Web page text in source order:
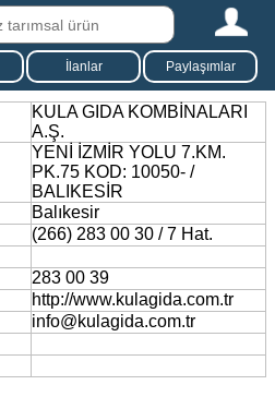
İlanlar Paylaşımlar
KULA GIDA KOMBİNALARI
A.Ş.
YENİ İZMİR YOLU 7.KM.
PK.75 KOD: 10050- /
BALIKESİR
Balıkesir
(266) 283 00 30 / 7 Hat.
283 00 39
http://www.kulagida.com.tr
info@kulagida.com.tr